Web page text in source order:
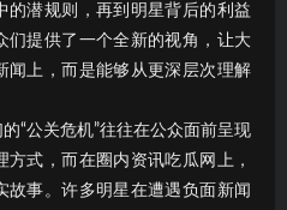
的潜规则，再到明星背后的利益
们提供了一个全新的视角，让大
闻上，而是能够从更深层次理解
“公关危机”往往在公众面前呈现
式，而在圈内资讯吃瓜网上，
故事。许多明星在遭遇负面新闻